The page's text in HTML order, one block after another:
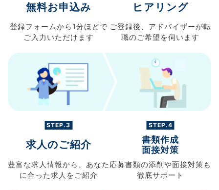
無料お申込み
登録フォームから 1分ほどで
ご入力 いただけます
ヒアリング
ご登録後、 アドバイザーが転
職のご希望を伺います
STEP.3
求人のご紹介
豊富な求人情報から、 あなた
に合った求人を ご紹介
STEP.4
書類作成
面接対策
応募書類の添削や面接対策も
徹底サポート